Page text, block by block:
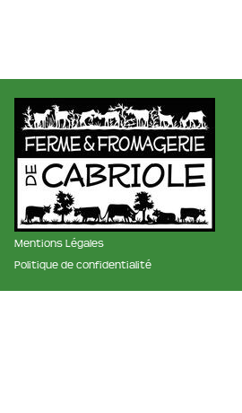
Mentions Légales
Politique de confidentialité